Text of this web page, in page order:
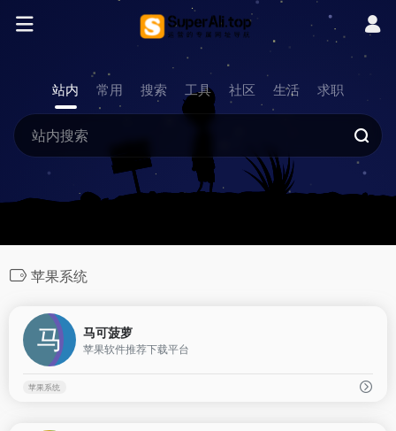
站内 常用 搜索 工具 社区 生活 求职
苹果系统
马可菠萝
苹果软件推荐下载平台
苹果系统